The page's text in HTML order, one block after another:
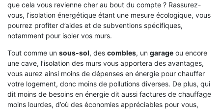
que cela vous revienne cher au bout du compte ? Rassurez-
vous, l’isolation énergétique étant une mesure écologique, vous
pourrez profiter d’aides et de subventions spécifiques,
notamment pour isoler vos murs.
Tout comme un sous-sol, des combles, un garage ou encore
une cave, l’isolation des murs vous apportera des avantages,
vous aurez ainsi moins de dépenses en énergie pour chauffer
votre logement, donc moins de pollutions diverses. De plus, qui
dit moins de besoins en énergie dit aussi factures de chauffage
moins lourdes, d’où des économies appréciables pour vous,